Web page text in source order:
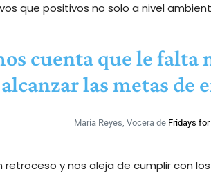
que positivos no solo a nivel
cuenta que le
las metas de
María Reyes, Vocera de Fridays
retroceso y nos aleja de cumplir con